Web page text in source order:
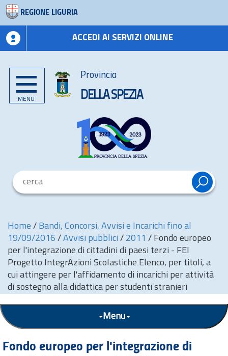
REGIONE LIGURIA
ACCEDI AI SERVIZI ONLINE
MENU
Provincia
DELLA SPEZIA
Home / Bandi, Concorsi, Avvisi e Incarichi fino al
19/09/2016 / Avvisi pubblici / 2011 / Fondo europeo
per l'integrazione di cittadini di paesi terzi - FEI
Progetto IntegrAzioni Scolastiche Elenco, per titoli, a
cui attingere per l'affidamento di incarichi per attività
di sostegno alla didattica per studenti stranieri
Menu
Fondo europeo per l'integrazione di